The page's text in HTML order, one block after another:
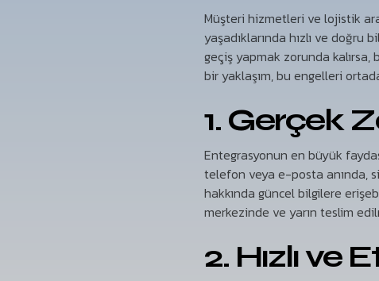
Müşteri hizmetleri ve lojistik
yaşadıklarında hızlı ve
geçiş yapmak zorunda
bir yaklaşım, bu engelleri
1. Gerçek
Entegrasyonun en büyük
telefon veya e-posta anında,
hakkında güncel bilgilere
merkezinde ve yarın teslim
2. Hızlı